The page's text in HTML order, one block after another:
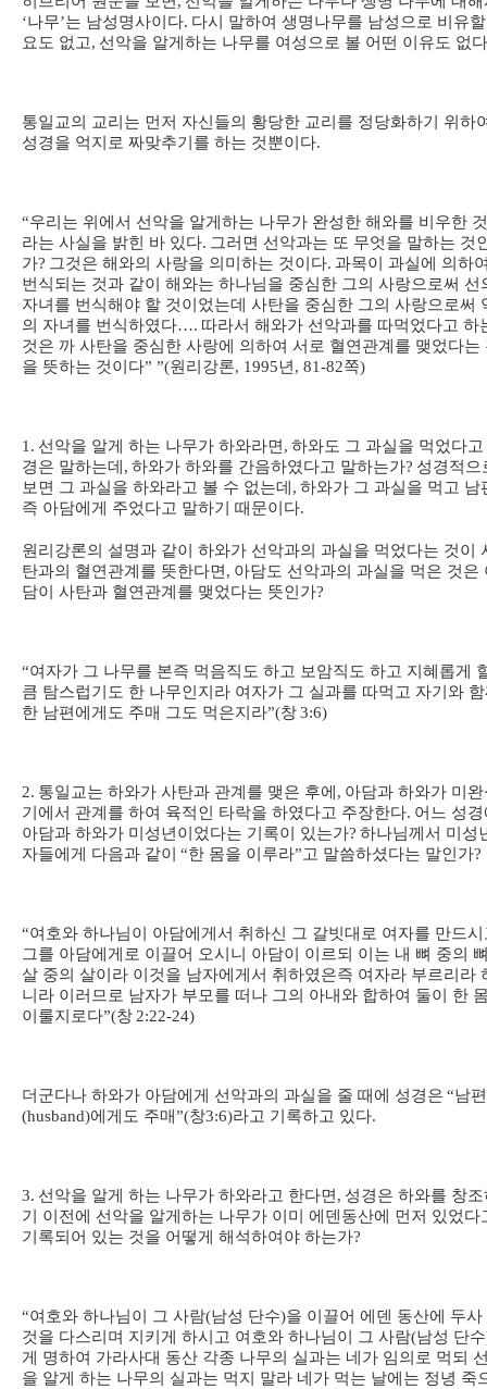
‘나무’는 남성명사이다. 다시 말하여 생명나무를 남성으로 비유
요도 없고, 선악을 알게하는 나무를 여성으로 볼 어떤 이유도 없다
통일교의 교리는 먼저 자신들의 황당한 교리를 정당화하기 위하
성경을 억지로 짜맞추기를 하는 것뿐이다.
“우리는 위에서 선악을 알게하는 나무가 완성한 해와를 비우한
라는 사실을 밝힌 바 있다. 그러면 선악과는 또 무엇을 말하는 것
가? 그것은 해와의 사랑을 의미하는 것이다. 과목이 과실에 의하
번식되는 것과 같이 해와는 하나님을 중심한 그의 사랑으로써 선
자녀를 번식해야 할 것이었는데 사탄을 중심한 그의 사랑으로써
의 자녀를 번식하였다…. 따라서 해와가 선악과를 따먹었다고 하
것은 까 사탄을 중심한 사랑에 의하여 서로 혈연관계를 맺었다는
을 뜻하는 것이다” ”(원리강론, 1995년 , 81-82쪽)
1. 선악을 알게 하는 나무가 하와라면 , 하와도 그 과실을 먹었다고
경은 말하는데 , 하와가 하와를 간음하였다고 말하는가? 성경적으
보면 그 과실을 하와라고 볼 수 없는데 , 하와가 그 과실을 먹고 남
즉 아담에게 주었다고 말하기 때문이다.
원리강론의 설명과 같이 하와가 선악과의 과실을 먹었다는 것이
탄과의 혈연관계를 뜻한다면 , 아담도 선악과의 과실을 먹은 것은
담이 사탄과 혈연관계를 맺었다는 뜻인가?
“여자가 그 나무를 본즉 먹음직도 하고 보암직도 하고 지혜롭게
큼 탐스럽기도 한 나무인지라 여자가 그 실과를 따먹고 자기와
한 남편에게도 주매 그도 먹은지라”(창3:6)
2. 통일교는 하와가 사탄과 관계를 맺은 후에 , 아담과 하와가 미완
기에서 관계를 하여 육적인 타락을 하였다고 주장한다. 어느 성경
아담과 하와가 미성년이었다는 기록이 있는가? 하나님께서 미성
자들에게 다음과 같이 “한 몸을 이루라”고 말씀하셨다는 말인가?
“여호와 하나님이 아담에게서 취하신 그 갈빗대로 여자를 만드시
그를 아담에게로 이끌어 오시니 아담이 이르되 이는 내 뼈 중의
살 중의 살이라 이것을 남자에게서 취하였은즉 여자라 부르리라
니라 이러므로 남자가 부모를 떠나 그의 아내와 합하여 둘이 한
이룰지로다”(창 2:22-24)
더군다나 하와가 아담에게 선악과의 과실을 줄 때에 성경은 “남편
(husband)에게도 주매”(창3:6)라고 기록하고 있다.
3. 선악을 알게 하는 나무가 하와라고 한다면 , 성경은 하와를 창조
기 이전에 선악을 알게하는 나무가 이미 에덴동산에 먼저 있었다
기록되어 있는 것을 어떻게 해석하여야 하는가?
“여호와 하나님이 그 사람(남성 단수)을 이끌어 에덴 동산에 두사
것을 다스리며 지키게 하시고 여호와 하나님이 그 사람(남성 단수
게 명하여 가라사대 동산 각종 나무의 실과는 네가 임의로 먹되
을 알게 하는 나무의 실과는 먹지 말라 네가 먹는 날에는 정녕 죽